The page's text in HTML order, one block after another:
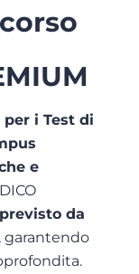
i Test di
e
da
, garantendo